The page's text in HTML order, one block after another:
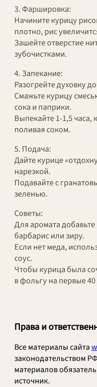
3. Фаршировка:
Начините курицу
плотно, рис
Зашейте отверстие
зубочистками.
4. Запекание:
Разогрейте духовку до
Смажьте курицу
сока и паприки.
Выпекайте 1-1,5 часа,
поливая соком.
5. Подача:
Дайте курице
нарезкой.
Подавайте с
зеленью.
Советы:
Для аромата
барбарис или зиру.
Если нет меда,
соус.
Чтобы курица была
в фольгу на первые
Права и
Все материалы сайта
законодательством
материалов
источник.